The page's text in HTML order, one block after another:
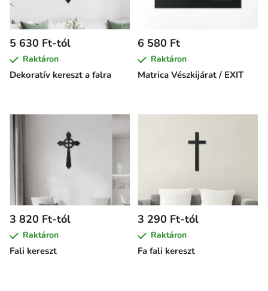
Dekoratív kereszt a falra
5 630 Ft-tól
Raktáron
Matrica Vészkijárat / EXIT
6 580 Ft
Raktáron
Fali kereszt
3 820 Ft-tól
Raktáron
Fa fali kereszt
3 290 Ft-tól
Raktáron